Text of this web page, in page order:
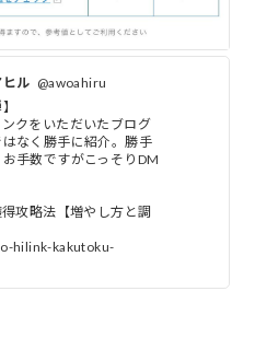
ル @awoahiru
クをいただいたブログ
なく勝手に紹介。勝手
手数ですがこっそりDM
攻略法【増やし方と調
hilink-kakutoku-